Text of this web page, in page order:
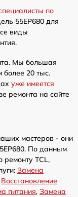
по
55EP680 для
виды
Мы большая
более 20 тыс.
уже имеется
ремонта на сайте
мастеров - они
По данным
ремонту TCL,
Замена
Восстановление
питания, Замена